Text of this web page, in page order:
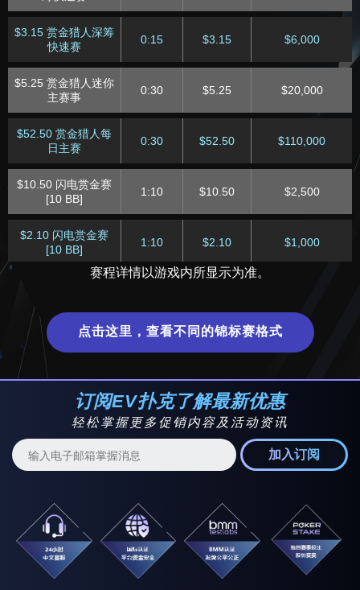
$3.15 赏金猎人深筹
快速赛
0:15 $3.15 $6,000
$5.25 赏金猎人迷你
主赛事
0:30 $5.25 $20,000
$52.50 赏金猎人每
日主赛
0:30 $52.50 $110,000
$10.50 闪电赏金赛
[10 BB]
1:10 $10.50 $2,500
$2.10 闪电赏金赛
[10 BB]
1:10 $2.10 $1,000
$8.40 赏金猎人深筹
快速赛
$12,500
$2.10 迷你周日赏金
猎人深筹赛
1:30 $2.10 $6,000
$105 闪电赏金赛 [10
$31.50 闪电赏金赛
[10 BB]
2:10 $10.50 $3,000
$10.50 赏金猎人深
$10.50
赛程详情以游戏内所显示为准。
点击这里，查看不同的锦标赛格式
订阅EV扑克了解最新优惠
轻松掌握更多促销内容及活动资讯
加入订阅